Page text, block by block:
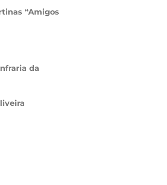
“Amigos
da